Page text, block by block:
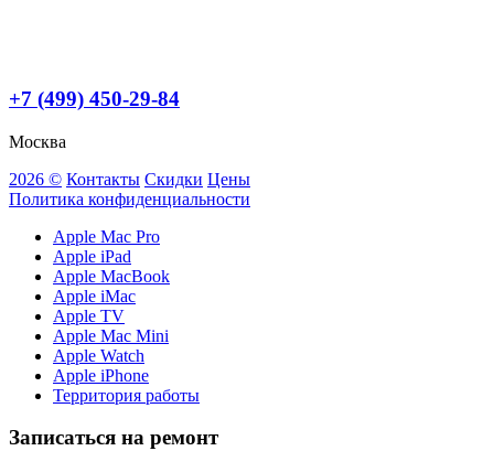
+7 (499) 450-29-84
Москва
2026 © Контакты Скидки Цены
Политика конфиденциальности
Apple Mac Pro
Apple iPad
Apple MacBook
Apple iMac
Apple TV
Apple Mac Mini
Apple Watch
Apple iPhone
Территория работы
Записаться на ремонт